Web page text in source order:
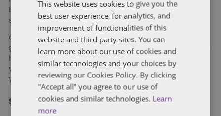
büyüme planlarında titiz ve güvenilir hukuki çözümler
sunmaktayız.
Özel kişilerden, girişimcilere, kuruluş aşamasındaki küçük
şirketlerden, devlet kuruluşlarına, orta ve büyük ölçekli özel ve
halka açık şirketlerden uluslararası ve küresel holdinglere
varıncaya kadar her ölçekten şirketin hukuki ihtiyaçlarına
yönelik hizmet vermekteyiz.
Şimdi kayıt olun
FRENCH
This website uses cookies to give you the
best user experience, for analytics, and
improvement of functionalities of this
website and third party sites. You can
learn more about our use of cookies and
similar technologies and your choices by
reviewing our Cookies Policy. By clicking
"Accept all" you agree to our use of
cookies and similar technologies. Learn
more